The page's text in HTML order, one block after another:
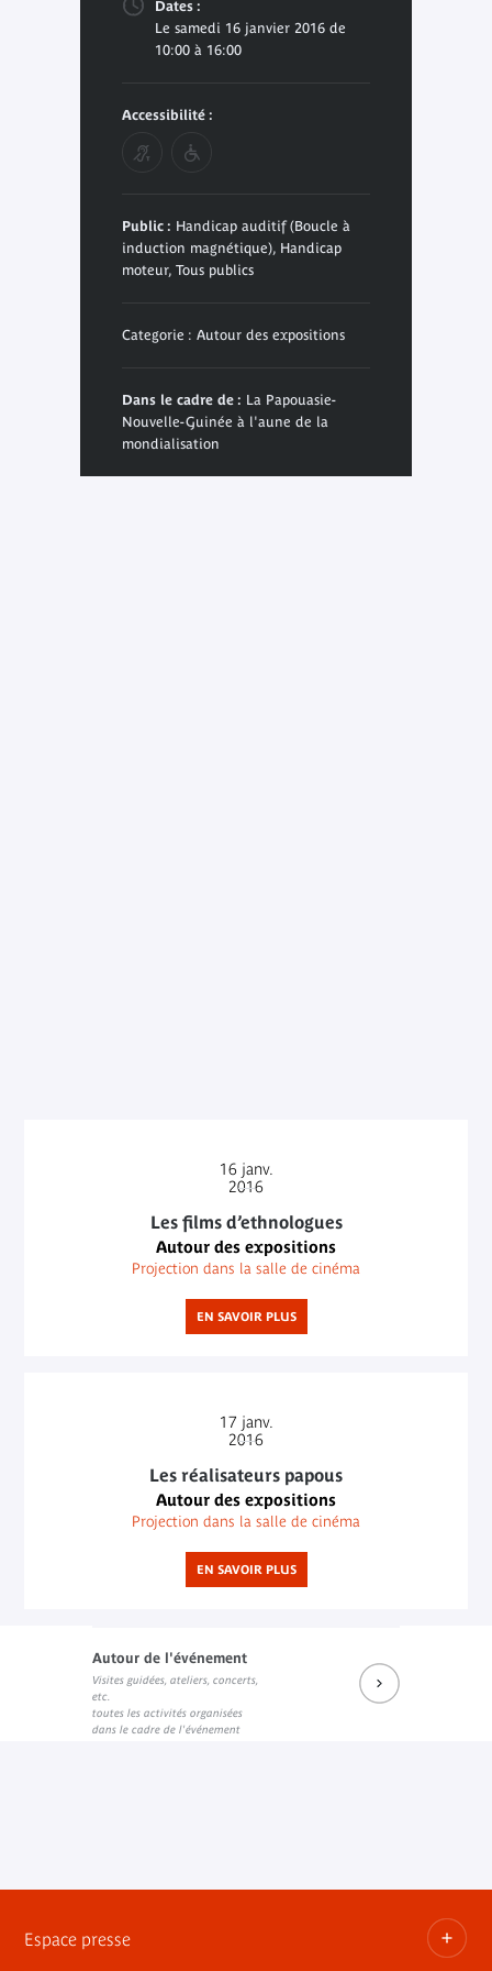
Dates :
Le samedi 16 janvier 2016 de
10:00 à 16:00
Accessibilité :
Public : Handicap auditif (Boucle à
induction magnétique), Handicap
moteur, Tous publics
Categorie : Autour des expositions
Dans le cadre de : La Papouasie-
Nouvelle-Guinée à l'aune de la
mondialisation
16 janv.
2016
Les films d’ethnologues
Autour des expositions
Projection dans la salle de cinéma
EN SAVOIR PLUS
17 janv.
2016
Les réalisateurs papous
Autour des expositions
Projection dans la salle de cinéma
EN SAVOIR PLUS
Autour de l'événement
Visites guidées, ateliers, concerts,
etc.
toutes les activités organisées
dans le cadre de l'événement
Espace presse